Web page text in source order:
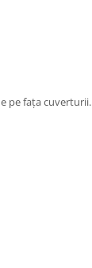
pe fața cuverturii.